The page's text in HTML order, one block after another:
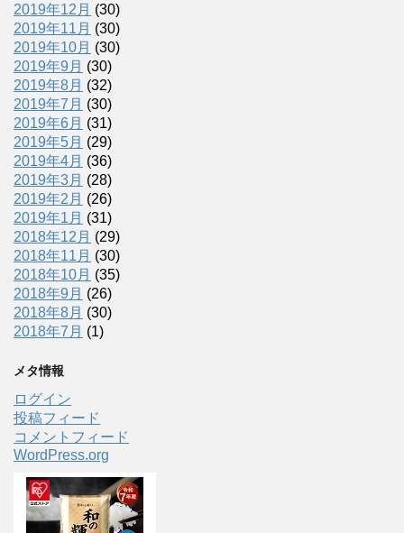
2019年12月 (30)
2019年11月 (30)
2019年10月 (30)
2019年9月 (30)
2019年8月 (32)
2019年7月 (30)
2019年6月 (31)
2019年5月 (29)
2019年4月 (36)
2019年3月 (28)
2019年2月 (26)
2019年1月 (31)
2018年12月 (29)
2018年11月 (30)
2018年10月 (35)
2018年9月 (26)
2018年8月 (30)
2018年7月 (1)
メタ情報
ログイン
投稿フィード
コメントフィード
WordPress.org